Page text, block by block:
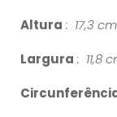
Altura : 17,3 cm
Largura : 11,8